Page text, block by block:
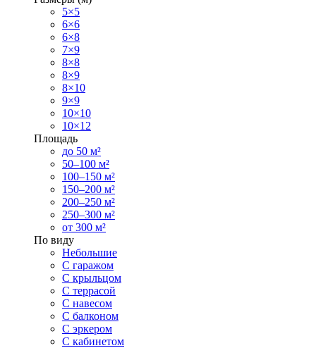
5×5
6×6
6×8
7×9
8×8
8×9
8×10
9×9
10×10
10×12
Площадь
до 50 м²
50–100 м²
100–150 м²
150–200 м²
200–250 м²
250–300 м²
от 300 м²
По виду
Небольшие
С гаражом
С крыльцом
С террасой
С навесом
С балконом
С эркером
С кабинетом